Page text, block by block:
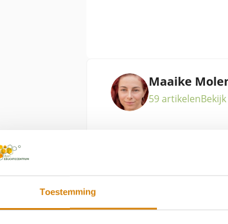
Toestemming
Maaike
59 artikelen
Vrijwilliger van de
bijensterfte. Maaike is
en duurzaam eten. ‘Het
dat van harte voor de